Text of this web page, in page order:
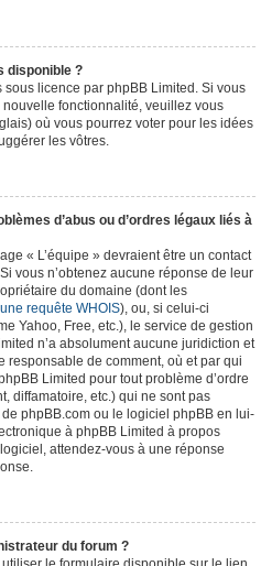
disponible ?
licence par phpBB Limited. Si vous
nouvelle fonctionnalité, veuillez vous
où vous pourrez voter pour les idées
les vôtres.
d’abus ou d’ordres légaux liés à
« L’équipe » devraient être un contact
vous n’obtenez aucune réponse de leur
du domaine (dont les
une requête WHOIS), ou, si celui-ci
Yahoo, Free, etc.), le service de gestion
n’a absolument aucune juridiction et
responsable de comment, où et par qui
Limited pour tout problème d’ordre
diffamatoire, etc.) qui ne sont pas
phpBB.com ou le logiciel phpBB en lui-
à phpBB Limited à propos
attendez-vous à une réponse
du forum ?